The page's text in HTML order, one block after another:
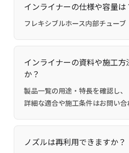
インライナーの仕様や容量は
フレキシブルホース内部チューブ
インライナーの資料や施工
か？
製品一覧の用途・特長を確認し、
詳細な適合や施工条件はお問い合
ノズルは再利用できますか？